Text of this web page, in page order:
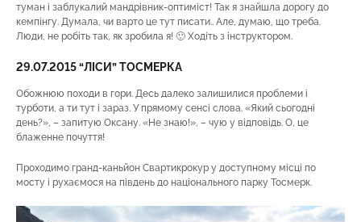
туман і заблукалий мандрівник-оптиміст! Так я знайшла дорогу до
кемпінгу. Думала, чи варто це тут писати.. Але, думаю, що треба.
Люди, не робіть так, як зробила я! 🙂 Ходіть з інструктором.
29.07.2015 “ЛІСИ” ТОСМЕРКА
Обожнюю походи в гори. Десь далеко залишилися проблеми і
турботи, а ти тут і зараз. У прямому сенсі слова. «Який сьогодні
день?», – запитую Оксану. «Не знаю!», – чую у відповідь. О, це
блаженне почуття!
Проходимо гранд-каньйон Свартикрокур у доступному місці по
мосту і рухаємося на південь до національного парку Тосмерк.